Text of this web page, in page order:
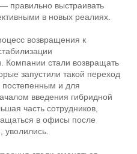
правильно выстраивать
в новых реалиях.
возвращения к
Компании стали возвращать
запустили такой переход
и для
введения гибридной
часть сотрудников,
в офисы после
уволились.